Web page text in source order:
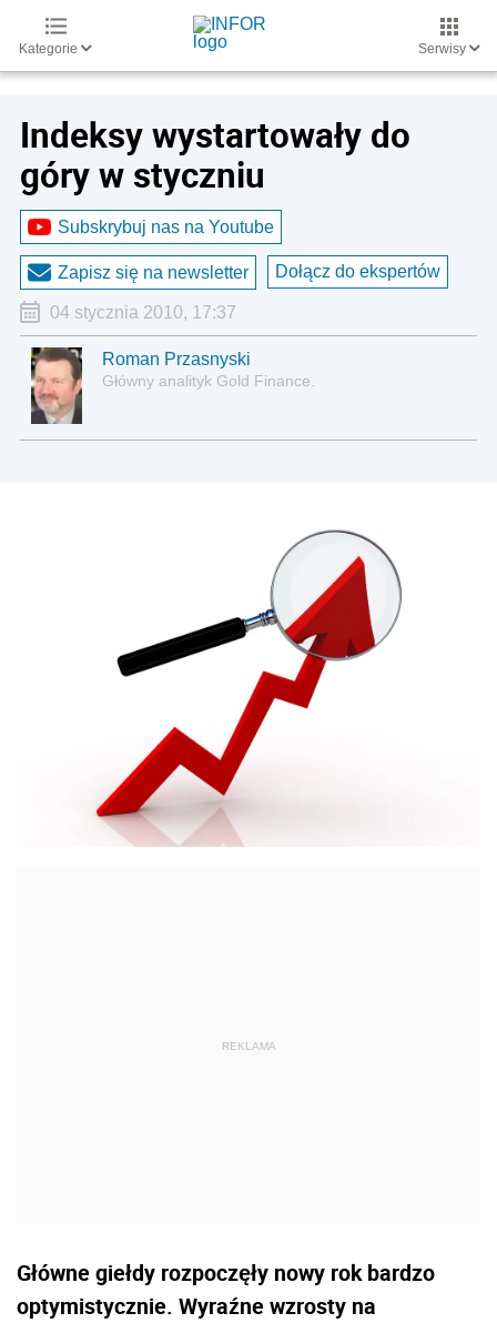
Kategorie Serwisy
Indeksy wystartowały do
góry w styczniu
Subskrybuj nas na Youtube
Zapisz się na newsletter Dołącz do ekspertów
04 stycznia 2010, 17:37
Roman Przasnyski
Główny analityk Gold Finance.
Główne giełdy rozpoczęły nowy rok bardzo
optymistycznie. Wyraźne wzrosty na